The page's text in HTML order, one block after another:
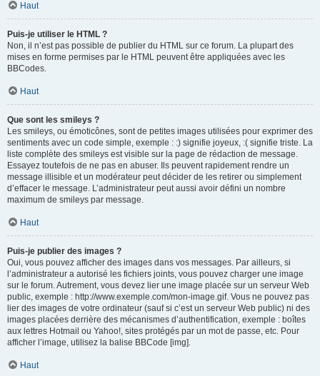
Haut
Puis-je utiliser le HTML ?
Non, il n’est pas possible de publier du HTML sur ce forum. La plupart des
mises en forme permises par le HTML peuvent être appliquées avec les
BBCodes.
Haut
Que sont les smileys ?
Les smileys, ou émoticônes, sont de petites images utilisées pour exprimer des
sentiments avec un code simple, exemple : :) signifie joyeux, :( signifie triste. La
liste complète des smileys est visible sur la page de rédaction de message.
Essayez toutefois de ne pas en abuser. Ils peuvent rapidement rendre un
message illisible et un modérateur peut décider de les retirer ou simplement
d’effacer le message. L’administrateur peut aussi avoir défini un nombre
maximum de smileys par message.
Haut
Puis-je publier des images ?
Oui, vous pouvez afficher des images dans vos messages. Par ailleurs, si
l’administrateur a autorisé les fichiers joints, vous pouvez charger une image
sur le forum. Autrement, vous devez lier une image placée sur un serveur Web
public, exemple : http://www.exemple.com/mon-image.gif. Vous ne pouvez pas
lier des images de votre ordinateur (sauf si c’est un serveur Web public) ni des
images placées derrière des mécanismes d’authentification, exemple : boîtes
aux lettres Hotmail ou Yahoo!, sites protégés par un mot de passe, etc. Pour
afficher l’image, utilisez la balise BBCode [img].
Haut